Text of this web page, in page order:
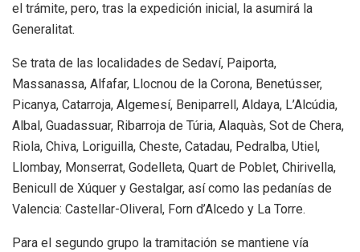
el trámite, pero, tras la expedición inicial, la asumirá la
Generalitat.
Se trata de las localidades de Sedaví, Paiporta,
Massanassa, Alfafar, Llocnou de la Corona, Benetússer,
Picanya, Catarroja, Algemesí, Beniparrell, Aldaya, L’Alcúdia,
Albal, Guadassuar, Ribarroja de Túria, Alaquàs, Sot de Chera,
Riola, Chiva, Loriguilla, Cheste, Catadau, Pedralba, Utiel,
Llombay, Monserrat, Godelleta, Quart de Poblet, Chirivella,
Benicull de Xúquer y Gestalgar, así como las pedanías de
Valencia: Castellar-Oliveral, Forn d’Alcedo y La Torre.
Para el segundo grupo la tramitación se mantiene vía